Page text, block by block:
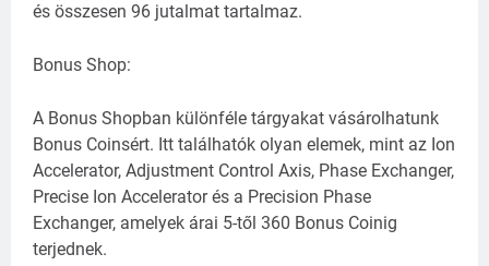
és összesen 96 jutalmat tartalmaz.
Bonus Shop:
A Bonus Shopban különféle tárgyakat vásárolhatunk
Bonus Coinsért. Itt találhatók olyan elemek, mint az Ion
Accelerator, Adjustment Control Axis, Phase Exchanger,
Precise Ion Accelerator és a Precision Phase
Exchanger, amelyek árai 5-től 360 Bonus Coinig
terjednek.